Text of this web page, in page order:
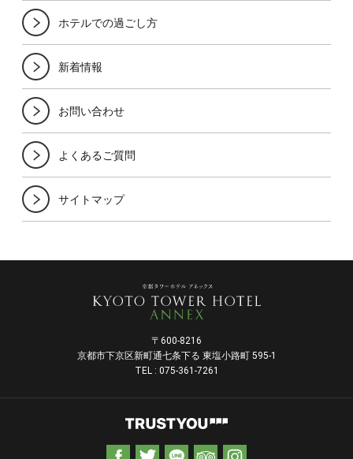
ホテルでの過ごし方
新着情報
お問い合わせ
よくあるご質問
サイトマップ
〒600-8216
京都市下京区新町通七条下る 東塩小路町 595-1
TEL : 075-361-7261